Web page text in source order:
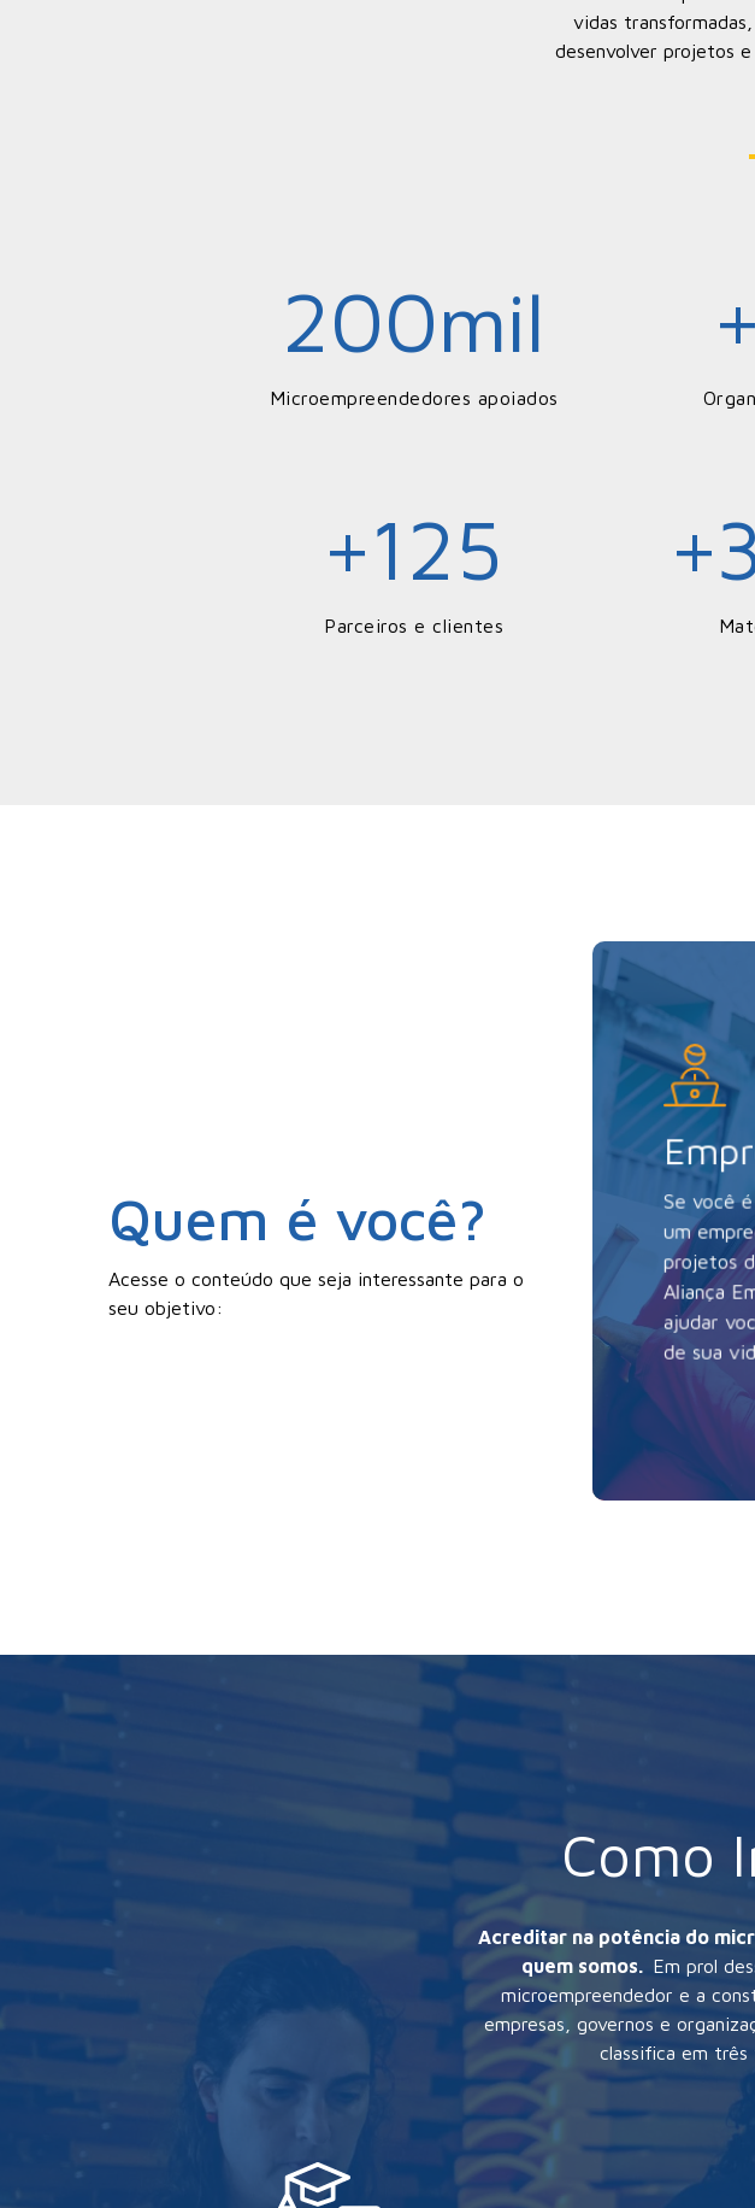
vidas
desenvolver projetos e
200mil
Microempreendedores apoiados
+
+125
Parceiros e clientes
+
Quem é você?
Acesse o conteúdo que seja interessante para o
seu objetivo:
Se você
um
projetos
Aliança
ajudar
de sua
Como
Acreditar na potência do
quem somos. Em prol
microempreendedor e a
empresas, governos e
classifica em